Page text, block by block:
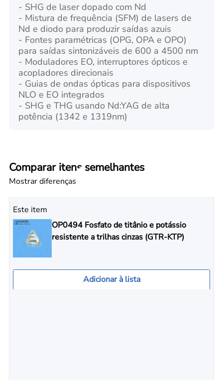
- SHG de laser dopado com Nd
- Mistura de frequência (SFM) de lasers de
Nd e diodo para produzir saídas azuis
- Fontes paramétricas (OPG, OPA e OPO)
para saídas sintonizáveis de 600 a 4500 nm
- Moduladores EO, interruptores ópticos e
acopladores direcionais
- Guias de ondas ópticas para dispositivos
NLO e EO integrados
- SHG e THG usando Nd:YAG de alta
potência (1342 e 1319nm)
Comparar itens semelhantes
Mostrar diferenças
Este item
OP0494 Fosfato de titânio e potássio
resistente a trilhas cinzas (GTR-KTP)
Adicionar à lista